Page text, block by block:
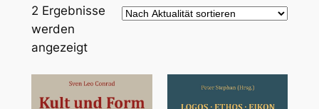
2 Ergebnisse
werden
angezeigtNach
sortiert